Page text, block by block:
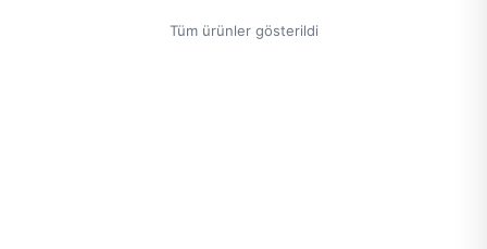
Tüm ürünler gösterildi